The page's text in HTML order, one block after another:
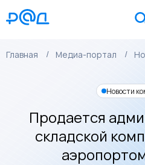
Главная Медиа-портал
Новости
Продается
складской